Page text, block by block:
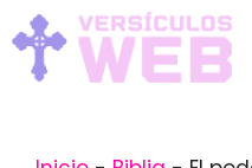
Skip
to
content